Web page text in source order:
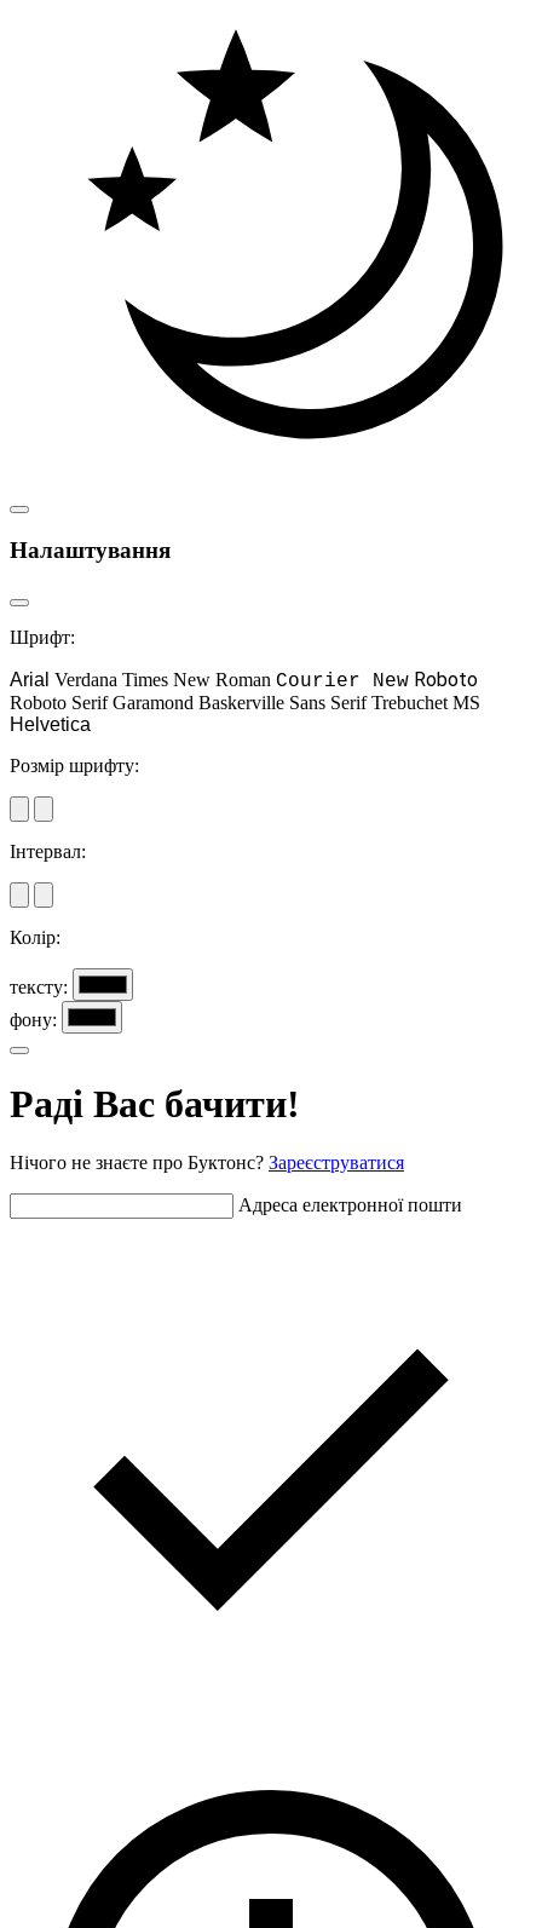
Налаштування
Шрифт:
Arial Verdana Times New Roman Courier New Roboto
Roboto Serif Garamond Baskerville Sans Serif Trebuchet MS
Helvetica
Розмір шрифту:
Інтервал:
Колір:
тексту:
фону:
Раді Вас бачити!
Нічого не знаєте про Буктонс? Зареєструватися
Адреса електронної пошти